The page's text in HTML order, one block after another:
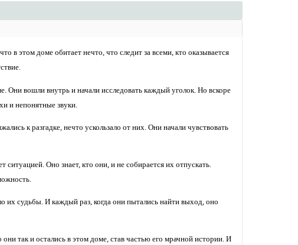
этом доме обитает нечто, что следит за всеми, кто оказывается
Они вошли внутрь и начали исследовать каждый уголок. Но вскоре
и непонятные звуки.
к разгадке, нечто ускользало от них. Они начали чувствовать
Оно знает, кто они, и не собирается их отпускать.
их судьбы. И каждый раз, когда они пытались найти выход, оно
так и остались в этом доме, став частью его мрачной истории. И